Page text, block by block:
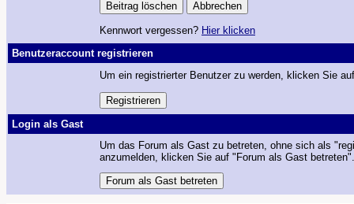
Kennwort vergessen? Hier klicken
Benutzeraccount registrieren
Um ein registrierter Benutzer zu werden, klicken Sie
Login als Gast
Um das Forum als Gast zu betreten, ohne sich als
anzumelden, klicken Sie auf "Forum als Gast betreten".